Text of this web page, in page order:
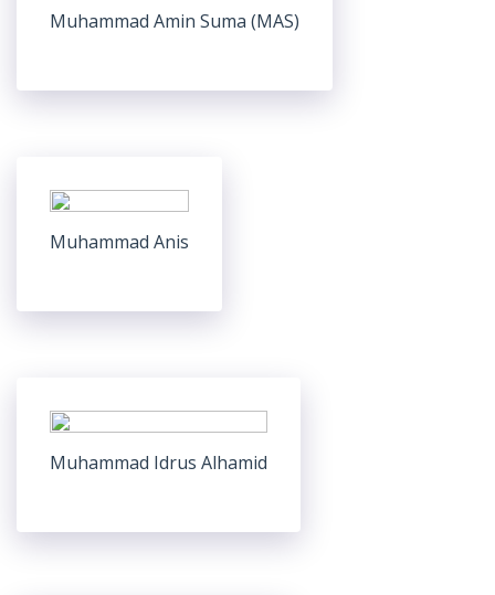
Muhammad Amin Suma (MAS)
Muhammad Anis
Muhammad Idrus Alhamid